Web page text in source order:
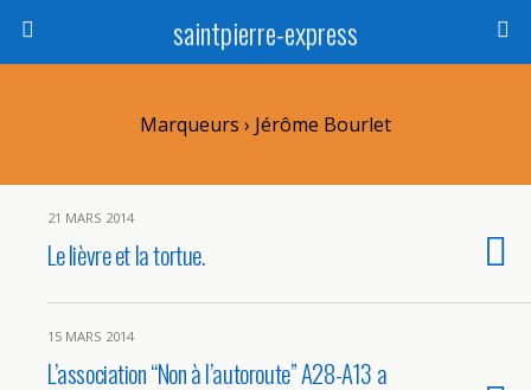
saintpierre-express
Marqueurs › Jérôme Bourlet
21 MARS 2014
Le lièvre et la tortue.
15 MARS 2014
L’association “Non à l’autoroute” A28-A13 a